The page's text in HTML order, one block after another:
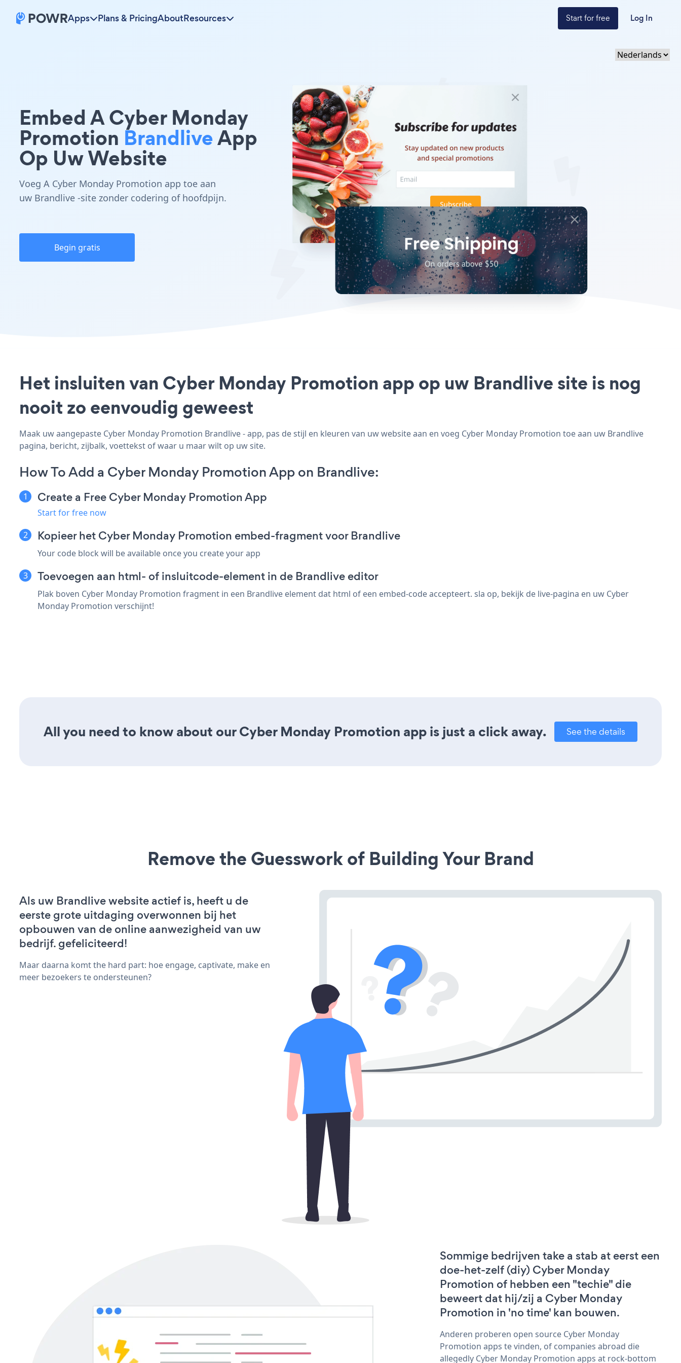
Apps Plans & PricingAboutResources Start for free Log In
Embed A Cyber Monday
Promotion BrandliveApp
Op Uw Website
Voeg A Cyber Monday Promotion app toe aan
uw Brandlive -site zonder codering of hoofdpijn.
Begin gratis
Het insluiten van Cyber Monday Promotion app op uw Brandlive site is nog
nooit zo eenvoudig geweest
Maak uw aangepaste Cyber Monday Promotion Brandlive - app, pas de stijl en kleuren van uw website aan en voeg Cyber Monday Promotion toe aan uw Brandlive
pagina, bericht, zijbalk, voettekst of waar u maar wilt op uw site.
How To Add a Cyber Monday Promotion App on Brandlive:
Create a Free Cyber Monday Promotion App
Start for free now
Kopieer het Cyber Monday Promotion embed-fragment voor Brandlive
Your code block will be available once you create your app
Toevoegen aan html- of insluitcode-element in de Brandlive editor
Plak boven Cyber Monday Promotion fragment in een Brandlive element dat html of een embed-code accepteert. sla op, bekijk de live-pagina en uw Cyber
Monday Promotion verschijnt!
All you need to know about our Cyber Monday Promotion app is just a click away. See the details
Remove the Guesswork of Building Your Brand
Als uw Brandlive website actief is, heeft u de
eerste grote uitdaging overwonnen bij het
opbouwen van de online aanwezigheid van uw
bedrijf. gefeliciteerd!
Maar daarna komt the hard part: hoe engage, captivate, make en
meer bezoekers te ondersteunen?
Sommige bedrijven take a stab at eerst een
doe-het-zelf (diy) Cyber Monday
Promotion of hebben een "techie" die
beweert dat hij/zij a Cyber Monday
Promotion in 'no time' kan bouwen.
Anderen proberen open source Cyber Monday
Promotion apps te vinden, of companies abroad die
allegedly Cyber Monday Promotion apps at rock-bottom